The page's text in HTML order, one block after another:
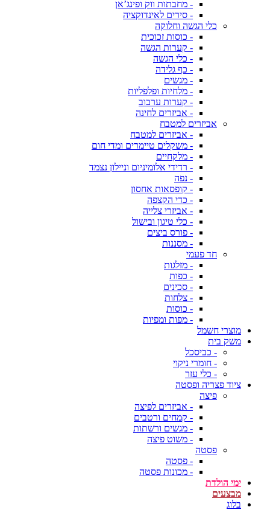
- מחבתות ווק ופינג’אן
- סירים לאינדוקציה
כלי הגשה וחלוקה
- כוסות זכוכית
- קערות הגשה
- כלי הגשה
- כף גלידה
- מגשים
- מלחיות ופלפליות
- קערות ערבוב
- אביזרים לחינה
אביזרים למטבח
- אביזרים למטבח
- משקלים טיימרים ומדי חום
- מלקחיים
- רדידי אלומיניום וניילון נצמד
- נפה
- קופסאות אחסון
- כדי הקצפה
- אביזרי צלייה
- כלי טיגון ובישול
- פורס ביצים
- מסננות
חד פעמי
- מזלגות
- כפות
- סכינים
- צלחות
- כוסות
- מפות ומפיות
מוצרי חשמל
משק בית
- כביסכל
- חומרי ניקוי
- כלי עזר
ציוד פצריה ופסטה
פיצה
- אביזרים לפיצה
- קמחים ורטבים
- מגשים ורשתות
- משוט פיצה
פסטה
- פסטה
- מכונות פסטה
ימי הולדת
מבצעים
בלוג